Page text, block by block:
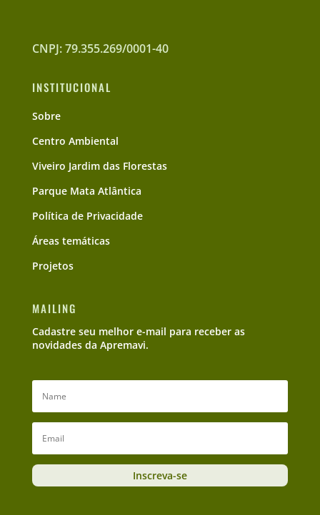
CNPJ: 79.355.269/0001-40
INSTITUCIONAL
Sobre
Centro Ambiental
Viveiro Jardim das Florestas
Parque Mata Atlântica
Política de Privacidade
Áreas temáticas
Projetos
MAILING
Cadastre seu melhor e-mail para receber as
novidades da Apremavi.
Inscreva-se